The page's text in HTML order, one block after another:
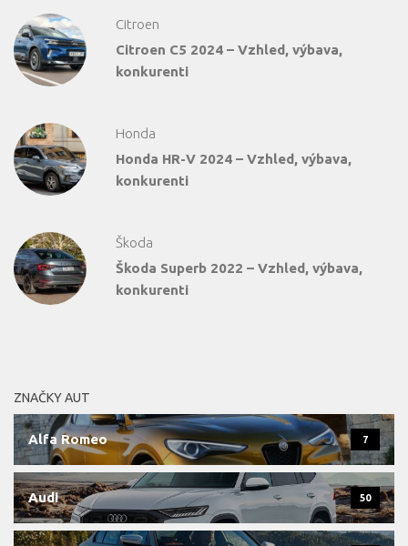
Citroen
Citroen C5 2024 – Vzhled, výbava,
konkurenti
Honda
Honda HR-V 2024 – Vzhled, výbava,
konkurenti
Škoda
Škoda Superb 2022 – Vzhled, výbava,
konkurenti
ZNAČKY AUT
Alfa Romeo 7
Audi 50